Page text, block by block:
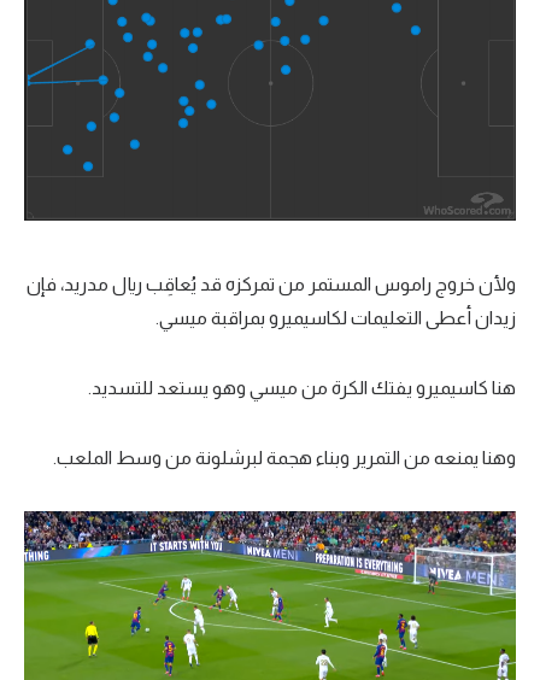
ولأن خروج راموس المستمر من تمركزه قد يُعاقِب ريال مدريد، فإن
زيدان أعطى التعليمات لكاسيميرو بمراقبة ميسي.
هنا كاسيميرو يفتك الكرة من ميسي وهو يستعد للتسديد.
وهنا يمنعه من التمرير وبناء هجمة لبرشلونة من وسط الملعب.